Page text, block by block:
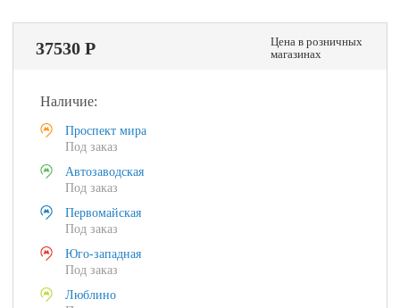
37530 Р
Цена в розничных
магазинах
Наличие:
Проспект мира
Под заказ
Автозаводская
Под заказ
Первомайская
Под заказ
Юго-западная
Под заказ
Люблино